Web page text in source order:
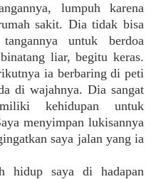
lumpuh karena
sakit. Dia tidak bisa
untuk berdoa
liar, begitu keras.
ia berbaring di peti
di wajahnya. Dia sangat
kehidupan untuk
menyimpan lukisannya
saya jalan yang ia
hidup saya di hadapan